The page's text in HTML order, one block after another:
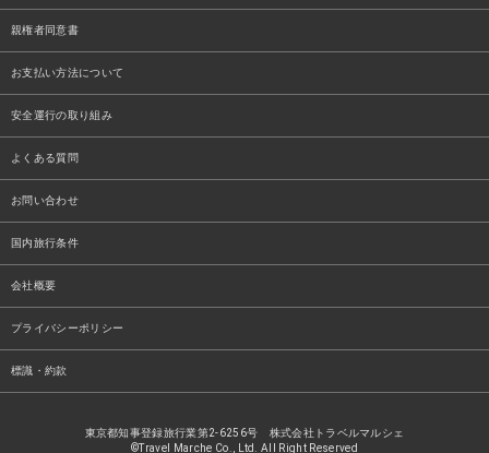
親権者同意書
お支払い方法について
安全運行の取り組み
よくある質問
お問い合わせ
国内旅行条件
会社概要
プライバシーポリシー
標識・約款
東京都知事登録旅行業第2-6256号 株式会社トラベルマルシェ
©Travel Marche Co., Ltd. All Right Reserved